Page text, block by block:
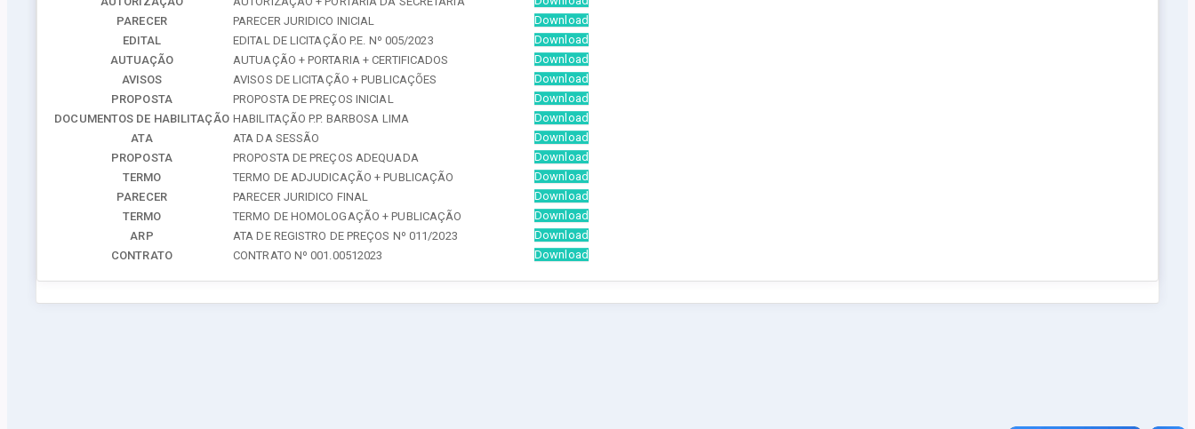
PARECER
PARECER JURIDICO INICIAL
Download
EDITAL
EDITAL DE LICITAÇÃO P.E. Nº 005/2023
Download
AUTUAÇÃO
AUTUAÇÃO + PORTARIA + CERTIFICADOS
Download
AVISOS
AVISOS DE LICITAÇÃO + PUBLICAÇÕES
Download
PROPOSTA
PROPOSTA DE PREÇOS INICIAL
Download
DOCUMENTOS DE HABILITAÇÃO HABILITAÇÃO P.P. BARBOSA LIMA
Download
ATA
ATA DA SESSÃO
Download
PROPOSTA
PROPOSTA DE PREÇOS ADEQUADA
Download
TERMO
TERMO DE ADJUDICAÇÃO + PUBLICAÇÃO
Download
PARECER
PARECER JURIDICO FINAL
Download
TERMO
TERMO DE HOMOLOGAÇÃO + PUBLICAÇÃO
Download
ARP
ATA DE REGISTRO DE PREÇOS Nº 011/2023
Download
CONTRATO
CONTRATO Nº 001.00512023 Download